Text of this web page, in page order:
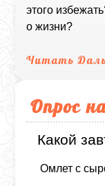
этого
о жизни?
Читать
Опрос
Какой
Омлет с